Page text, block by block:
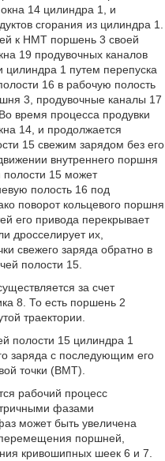
14 цилиндра 1, и
сгорания из цилиндра 1.
к НМТ поршень 3 своей
19 продувочных каналов
цилиндра 1 путем перепуска
16 в рабочую полость
3, продувочные каналы 17
время процесса продувки
14, и продолжается
15 свежим зарядом без его
внутреннего поршня
15 может
полость 16 под
поворот кольцевого поршня
его привода перекрывает
дросселирует их,
свежего заряда обратно в
полости 15.
за счет
8. То есть поршень 2
траектории.
полости 15 цилиндра 1
заряда с последующим его
точки (ВМТ).
рабочий процесс
фазами
может быть увеличена
перемещения поршней,
кривошипных шеек 6 и 7.